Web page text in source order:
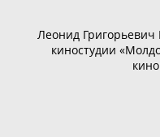
Леонид
киностудии «